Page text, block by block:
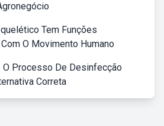
Tem Funções
O Movimento Humano
O Processo De Desinfecção
Correta